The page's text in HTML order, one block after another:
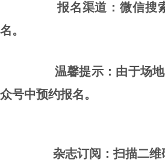
报名渠道：微信搜索
名。
温馨提示：由于场
众号中预约报名。
杂志订阅： 扫描二维